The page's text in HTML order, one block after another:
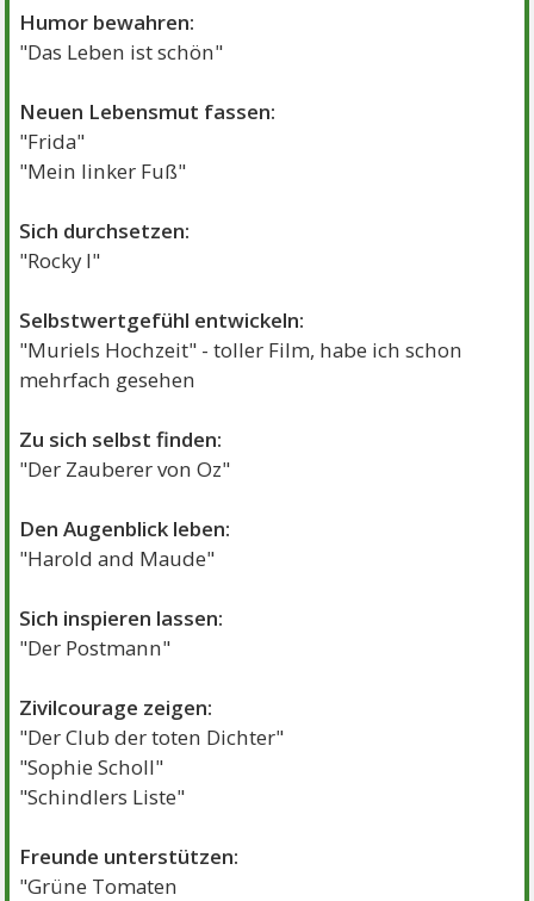
Humor bewahren:
"Das Leben ist schön"
Neuen Lebensmut fassen:
"Frida"
"Mein linker Fuß"
Sich durchsetzen:
"Rocky I"
Selbstwertgefühl entwickeln:
"Muriels Hochzeit" - toller Film, habe ich schon
mehrfach gesehen
Zu sich selbst finden:
"Der Zauberer von Oz"
Den Augenblick leben:
"Harold and Maude"
Sich inspieren lassen:
"Der Postmann"
Zivilcourage zeigen:
"Der Club der toten Dichter"
"Sophie Scholl"
"Schindlers Liste"
Freunde unterstützen:
"Grüne Tomaten